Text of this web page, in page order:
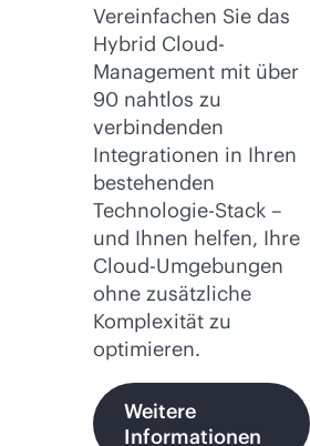
Vereinfachen Sie das
Hybrid Cloud-
Management mit über
90 nahtlos zu
verbindenden
Integrationen in Ihren
bestehenden
Technologie-Stack –
und Ihnen helfen, Ihre
Cloud-Umgebungen
ohne zusätzliche
Komplexität zu
optimieren.
Weitere
Informationen